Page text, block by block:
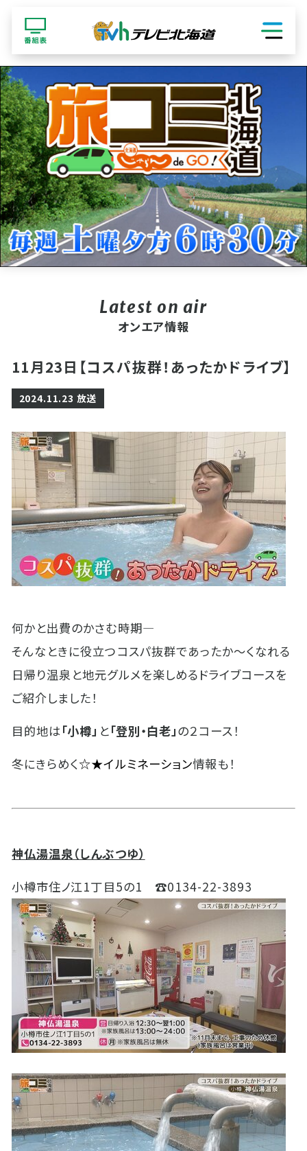
オンエア情報
11月23日【コスパ抜群！あったかドライブ】
2024.11.23 放送
何かと出費のかさむ時期―
そんなときに役立つコスパ抜群であったか〜くなれる
日帰り温泉と地元グルメを楽しめるドライブコースを
ご紹介しました！
目的地は「小樽」 と「登別・白老」の２コース！
冬にきらめく☆★イルミネーション情報も！
神仏湯温泉（しんぶつゆ）
小樽市住ノ江1丁目5の1 ☎0134-22-3893